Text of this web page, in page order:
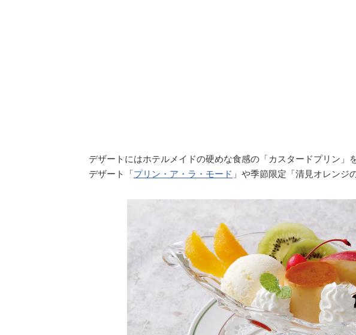
デザートにはホテルメイドの硬めな食感の「カスタードプリン」
デザート「プリン・ア・ラ・モード 」や季節限定「清見オレンジ